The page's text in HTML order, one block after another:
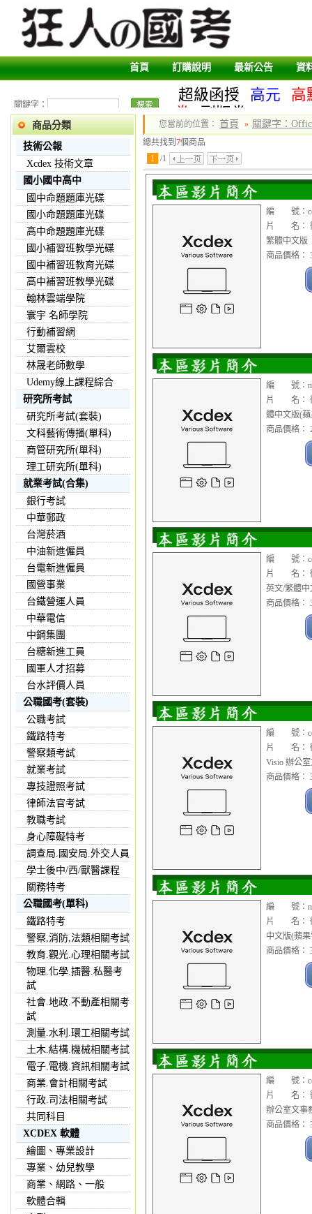
首頁 訂購說明 最新公告 資
關鍵字：
超級函授 高元
高
卷
副版卷
商品分類
技術公報
Xcdex 技術文章
國小國中高中
國中命題題庫光碟
國小命題題庫光碟
高中命題題庫光碟
國小補習班教學光碟
國中補習班教育光碟
高中補習班教學光碟
翰林雲端學院
寰宇 名師學院
行動補習網
艾爾雲校
林晟老師數學
Udemy線上課程綜合
研究所考試
研究所考試(套裝)
文科藝術傳播(單科)
商管研究所(單科)
理工研究所(單科)
就業考試(合集)
銀行考試
中華郵政
台灣菸酒
中油新進僱員
台電新進僱員
國營事業
台鐵營運人員
中華電信
中鋼集團
台糖新進工員
國軍人才招募
台水評價人員
公職國考(套裝)
公職考試
鐵路特考
警察類考試
就業考試
專技證照考試
律師法官考試
教職考試
身心障礙特考
調查局.國安局.外交人員
學士後中/西/獸醫課程
關務特考
公職國考(單科)
鐵路特考
警察,消防,法類相關考試
教育.觀光.心理相關考試
物理.化學.插醫.私醫考
試
社會.地政.不動產相關考
試
測量.水利.環工相關考試
土木.結構.機械相關考試
電子.電機.資訊相關考試
商業.會計相關考試
行政.司法相關考試
共同科目
XCDEX 軟體
繪圖、專業設計
專業、幼兒教學
商業、網路、一般
軟體合輯
您當前的位置： 首頁 » 關鍵字：
總共找到 7個商品
1 /1
編 號：
片 名： 微
繁體中文版
商品價格：
編 號：
片 名： 微
體中文版(
商品價格：
編 號：
片 名： 微
英文/繁體中
商品價格：
編 號：
片 名： 微
Visio 辦公
商品價格：
編 號：
片 名： 微
中文版(蘋
商品價格：
編 號：
片 名： 微
辦公室文事
商品價格：